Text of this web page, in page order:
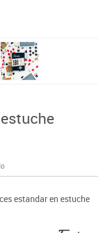
estandar en estuche